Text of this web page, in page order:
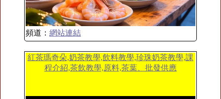
頻道： 網站連結
紅茶瑪奇朵,奶茶教學,飲料教學,珍珠奶茶教學,課
程介紹,茶飲教學,原料,茶葉、批發供應